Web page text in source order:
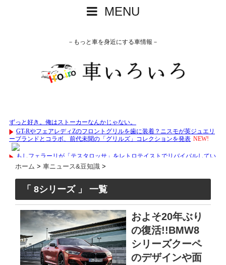
MENU
－もっと車を身近にする車情報－
ホーム > 車ニュース&豆知識 >
「 8シリーズ 」 一覧
およそ20年ぶり
の復活!!BMW8
シリーズクーペ
のデザインや面